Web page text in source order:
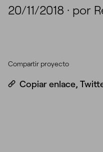
20/11/2018 · por
Compartir proyecto
Copiar enlace,